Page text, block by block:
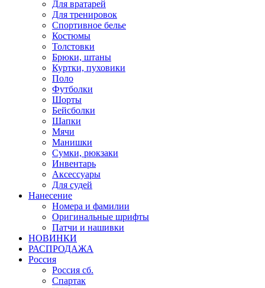
Для вратарей
Для тренировок
Спортивное белье
Костюмы
Толстовки
Брюки, штаны
Куртки, пуховики
Поло
Футболки
Шорты
Бейсболки
Шапки
Мячи
Манишки
Сумки, рюкзаки
Инвентарь
Аксессуары
Для судей
Нанесение
Номера и фамилии
Оригинальные шрифты
Патчи и нашивки
НОВИНКИ
РАСПРОДАЖА
Россия
Россия сб.
Спартак